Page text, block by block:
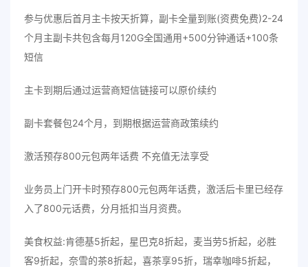
参与优惠后首月主卡按天折算，副卡全量到账(资费免费)2-24
个月主副卡共包含每月120G全国通用+500分钟通话+100条
短信
主卡到期后通过运营商短信链接可以原价续约
副卡套餐包24个月，到期根据运营商政策续约
激活预存800元包两年话费 不充值无法享受
业务员上门开卡时预存800元包两年话费，激活后卡里已经存
入了800元话费，分月抵扣当月资费。
美食权益:肯德基5折起，星巴克8折起，麦当劳5折起，必胜
客9折起，奈雪的茶8折起，喜茶享95折，瑞幸咖啡5折起，